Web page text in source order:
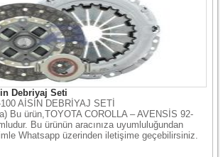
Debriyaj Seti
100 AİSİN DEBRİYAJ SETİ
Bu ürün,TOYOTA COROLLA – AVENSİS 92-
Bu ürünün aracınıza uyumluluğundan
Whatsapp üzerinden iletişime geçebilirsiniz.